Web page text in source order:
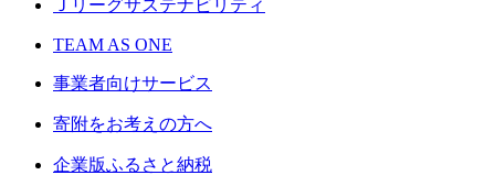
Ｊリーグサステナビリティ
TEAM AS ONE
事業者向けサービス
寄附をお考えの方へ
企業版ふるさと納税